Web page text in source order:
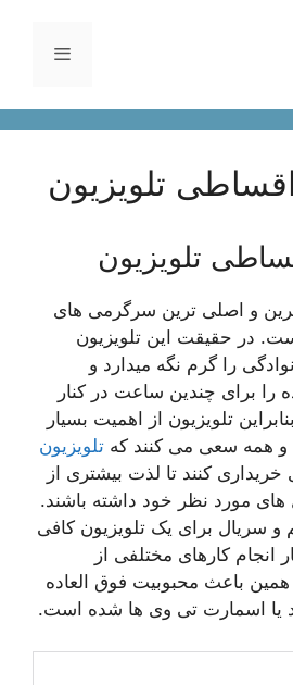
فهرست
تلویزیون
تلویزیون
و اصلی ترین سرگرمی های
در حقیقت این تلویزیون
را گرم نگه میدارد و
را برای چندین ساعت در کنار
تلویزیون از اهمیت بسیار
و همه سعی می کنند که تلویزیون
خریداری کنند تا لذت بیشتری از
های مورد نظر خود داشته باشند.
و سریال برای یک تلویزیون کافی
انجام کارهای مختلفی از
همین باعث محبوبیت فوق العاده
یا اسمارت تی وی ها شده است.